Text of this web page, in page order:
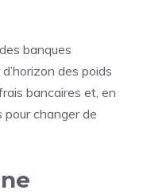
banques
des poids
bancaires et, en
pour changer de